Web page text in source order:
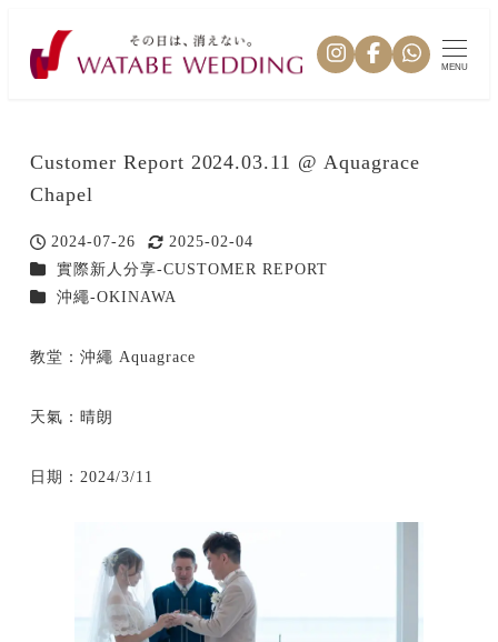
MENU
Customer Report 2024.03.11 @ Aquagrace
Chapel
投稿日
2024-07-26
更新日
2025-02-04
カテゴリー
實際新人分享-CUSTOMER REPORT
カテゴリー
沖繩-OKINAWA
教堂：沖繩 Aquagrace
天氣：晴朗
日期：2024/3/11